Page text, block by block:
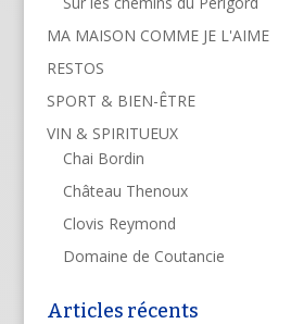
MA MAISON COMME JE L'AIME
RESTOS
SPORT & BIEN-ÊTRE
VIN & SPIRITUEUX
Chai Bordin
Château Thenoux
Clovis Reymond
Domaine de Coutancie
Articles récents